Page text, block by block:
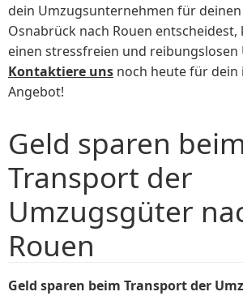
dein Umzugsunternehmen für
Osnabrück nach Rouen
einen stressfreien und reibungslosen
Kontaktiere uns noch heute für dein
Angebot!
Geld sparen beim
Transport der
Umzugsgüter
Rouen
Geld sparen beim Transport der